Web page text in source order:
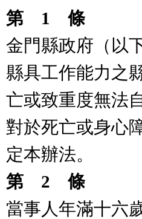
第 1 條
金門縣政府（以
縣具工作能力之
亡或致重度無法
對於死亡或身心
定本辦法。
第 2 條
當事人年滿十六